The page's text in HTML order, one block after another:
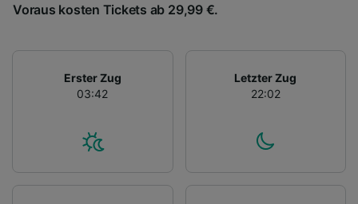
Voraus kosten Tickets ab 29,99 €.
Erster Zug
03:42
Letzter Zug
22:02